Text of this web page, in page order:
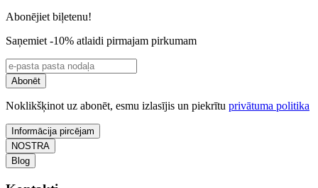
Abonējiet biļetenu!
Saņemiet -10% atlaidi pirmajam pirkumam
Abonēt
Noklikšķinot uz abonēt, esmu izlasījis un piekrītu privātuma politika
Informācija pircējam
NOSTRA
Blog